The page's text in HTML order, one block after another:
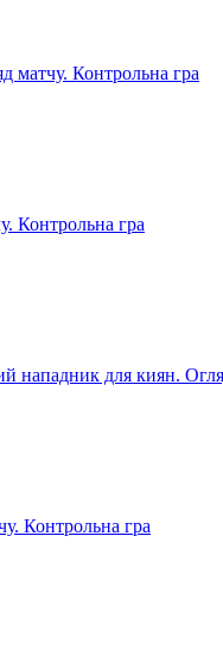
Контрольна гра
Контрольна гра
для киян. Огляд
Контрольна гра